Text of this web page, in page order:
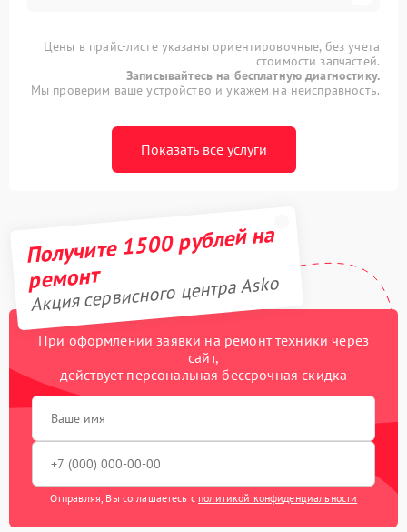
Цены в прайс-листе указаны ориентировочные, без учета
стоимости запчастей.
Записывайтесь на бесплатную диагностику.
Мы проверим ваше устройство и укажем на неисправность.
Показать все услуги
Получите 1500 рублей на
ремонт
Акция сервисного центра Asko
При оформлении заявки на ремонт техники через
сайт,
действует персональная бессрочная скидка
Отправляя, Вы соглашаетесь с политикой конфиденциальности